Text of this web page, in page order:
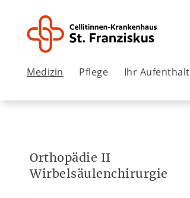
Medizin Pflege Ihr Aufenthalt
Orthopädie II
Wirbelsäulenchirurgie